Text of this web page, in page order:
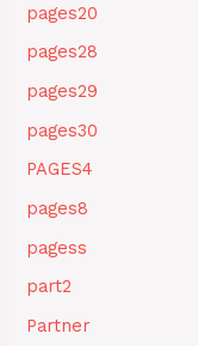
pages20
pages28
pages29
pages30
PAGES4
pages8
pagess
part2
Partner